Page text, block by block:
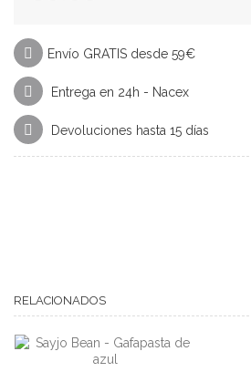
Envío GRATIS desde 59€
Entrega en 24h - Nacex
Devoluciones hasta 15 días
RELACIONADOS